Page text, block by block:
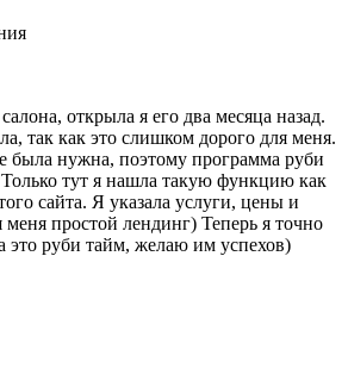
открыла я его два месяца назад.
так как это слишком дорого для меня.
была нужна, поэтому программа руби
тут я нашла такую функцию как
сайта. Я указала услуги, цены и
меня простой лендинг) Теперь я точно
это руби тайм, желаю им успехов)